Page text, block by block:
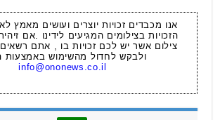
אנו מכבדים זכויות יוצרים ועושים מאמץ
הזכויות בצילומים המגיעים לידינו .אם
צילום אשר יש לכם זכויות בו , אתם רשאים
ולבקש לחדול מהשימוש באמצעות
info@ononews.co.il